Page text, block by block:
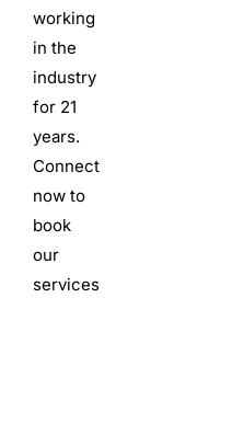
working
in the
industry
for 21
years.
Connect
now to
book
our
services